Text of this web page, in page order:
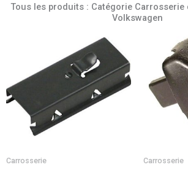
Tous les produits : Catégorie Carrosserie
Volkswagen
Carrosserie Carrosserie